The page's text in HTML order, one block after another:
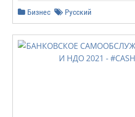
Бизнес Русский